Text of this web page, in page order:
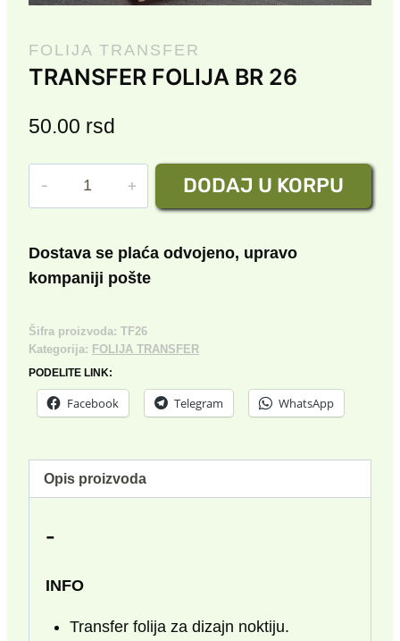
FOLIJA TRANSFER
TRANSFER FOLIJA BR 26
50.00 rsd
TRANSFER
26
količina
DODAJ U KORPU
Dostava se plaća odvojeno, upravo
kompaniji pošte
Šifra proizvoda: TF26
Kategorija: FOLIJA TRANSFER
PODELITE LINK:
Facebook Telegram WhatsApp
Opis proizvoda
-
INFO
Transfer folija za dizajn noktiju.